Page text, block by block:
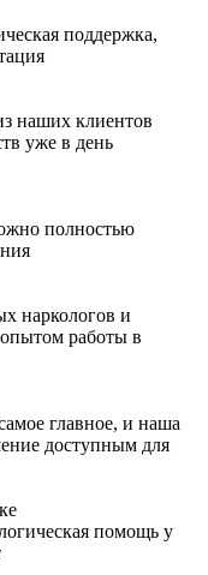
поддержка,
наших клиентов
уже в день
полностью
наркологов и
работы в
главное, и наша
доступным для
помощь у